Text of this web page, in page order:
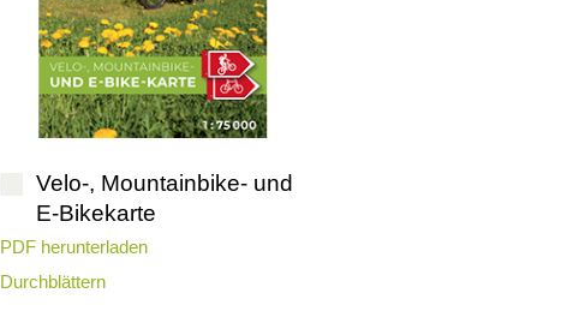
Velo-, Mountainbike- und
E-Bikekarte
PDF herunterladen
Durchblättern